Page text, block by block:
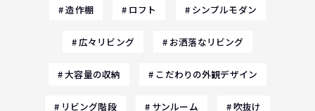
造作棚 ロフト シンプルモダン
広々リビング お洒落なリビング
大容量の収納 こだわりの外観デザイン
リビング階段 サンルーム 吹抜け